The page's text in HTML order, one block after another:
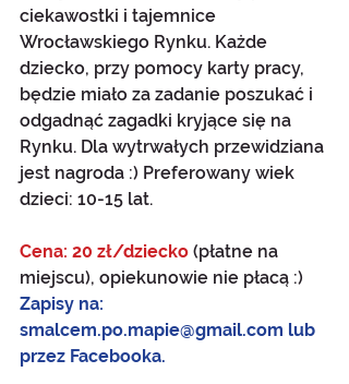
ciekawostki i tajemnice
Wrocławskiego Rynku. Każde
dziecko, przy pomocy karty pracy,
będzie miało za zadanie poszukać i
odgadnąć zagadki kryjące się na
Rynku. Dla wytrwałych przewidziana
jest nagroda :) Preferowany wiek
dzieci: 10-15 lat.
Cena: 20 zł/dziecko (płatne na
miejscu), opiekunowie nie płacą :)
Zapisy na:
smalcem.po.mapie@gmail.com lub
przez Facebooka.